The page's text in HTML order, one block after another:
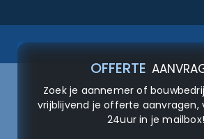
OFFERTE
Zoek je aannemer of
vrijblijvend je offerte aanvragen,
24uur in je mailbox!